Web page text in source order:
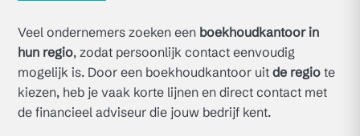
Veel ondernemers zoeken een boekhoudkantoor in
hun regio, zodat persoonlijk contact eenvoudig
mogelijk is. Door een boekhoudkantoor uitde regio te
kiezen, heb je vaak korte lijnen en direct contact met
de financieel adviseur die jouw bedrijf kent.